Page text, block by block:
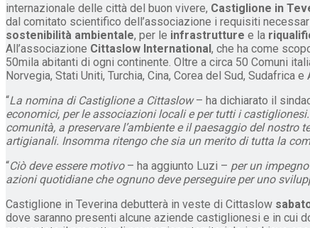
internazionale delle città del buon vivere, Castiglione in
dal comitato scientifico dell’associazione i requisiti
sostenibilità ambientale, per le infrastrutture e la
All’associazione Cittaslow International, che ha come
50mila abitanti di ogni continente. Oltre a circa 50 Comuni
Norvegia, Stati Uniti, Turchia, Cina, Corea del Sud, Sudafrica e
“La nomina di Castiglione a Cittaslow– ha dichiarato il
economici, per le associazioni locali e per tutti i
comunità, a preservare l’ambiente e il paesaggio del nostro
artigianali. Insomma ritengo che sia un merito di tutta la
“Ciò deve essere motivo – ha aggiunto Luzi – per un
azioni quotidiane che ognuno deve perseguire per uno
Castiglione in Teverina debutterà in veste di Cittaslow
dove saranno presenti alcune aziende castiglionesi e in cui